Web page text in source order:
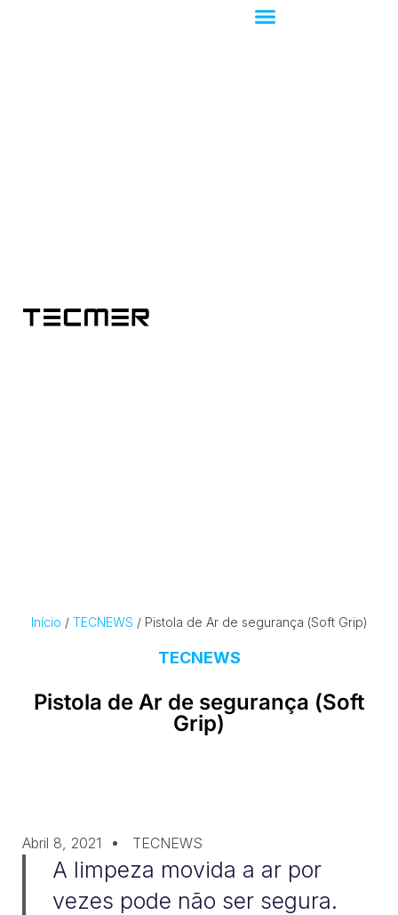
Início / TECNEWS / Pistola de Ar de segurança (Soft Grip)
TECNEWS
Pistola de Ar de segurança (Soft
Grip)
Abril 8, 2021 TECNEWS
A limpeza movida a ar por
vezes pode não ser segura.